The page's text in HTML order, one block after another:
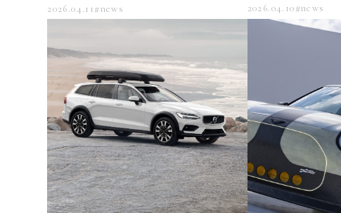
2026.04.11 #news 2026.04.10#news